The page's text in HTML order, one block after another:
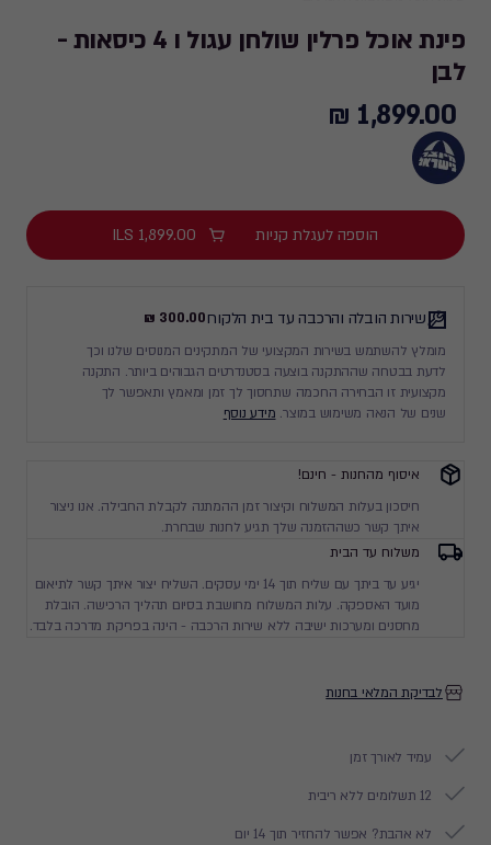
פינת אוכל פרלין שולחן עגול ו 4 כיסאות -
לבן
1,899.00
₪
1,899.00 ₪
הוספה לעגלת קניות ILS 1,899.00
שירות הובלה והרכבה עד בית הלקוח300.00 ₪
מומלץ להשתמש בשירות המקצועי של המתקינים המנוסים שלנו וכך
לדעת בבטחה שההתקנה בוצעה בסטנדרטים הגבוהים ביותר. התקנה
מקצועית זו הבחירה החכמה שתחסוך לך זמן ומאמץ ותאפשר לך
שנים של הנאה משימוש במוצר. מידע נוסף
איסוף מהחנות - חינם!
חיסכון בעלות המשלוח וקיצור זמן ההמתנה לקבלת החבילה. אנו ניצור
איתך קשר כשההזמנה שלך תגיע לחנות שבחרת.
משלוח עד הבית
יגיע עד ביתך עם שליח תוך 14 ימי עסקים. השליח יצור איתך קשר לתיאום
מועד האספקה. עלות המשלוח מחושבת בסיום תהליך הרכישה. הובלת
מחסנים ומערכות ישיבה ללא שירות הרכבה - הינה בפריקת מדרכה בלבד.
לבדיקת המלאי בחנות
עמיד לאורך זמן
12 תשלומים ללא ריבית
לא אהבת? אפשר להחזיר תוך 14 יום